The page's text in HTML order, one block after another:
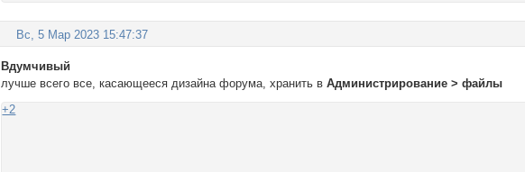
Вс, 5 Мар 2023 15:47:37
Вдумчивый
лучше всего все, касающееся дизайна форума, хранить вАдминистрирование > файлы
+2